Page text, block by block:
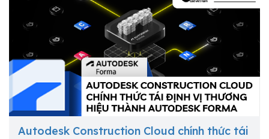
Autodesk Construction Cloud chính thức tái